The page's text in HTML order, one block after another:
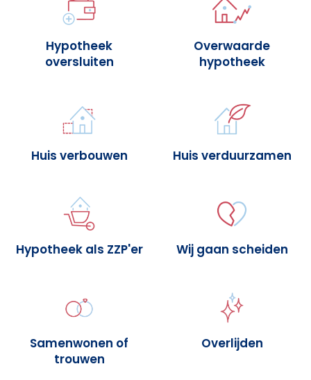
Hypotheek
oversluiten
Overwaarde
hypotheek
Huis verbouwen Huis verduurzamen
Hypotheek als ZZP'er Wij gaan scheiden
Samenwonen of
trouwen
Overlijden